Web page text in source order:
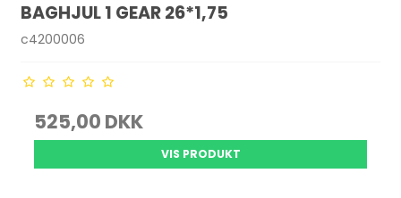
BAGHJUL 1 GEAR 26*1,75
c4200006
525,00 DKK
VIS PRODUKT